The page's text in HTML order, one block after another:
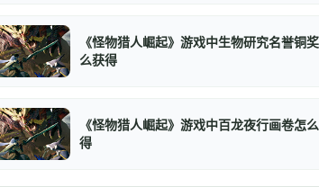
《怪物猎人崛起》游戏中生物研究名誉铜
么获得
《怪物猎人崛起》游戏中百龙夜行画卷怎
得